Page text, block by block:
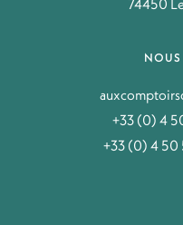
+33 (0) 4
+33 (0) 4 50